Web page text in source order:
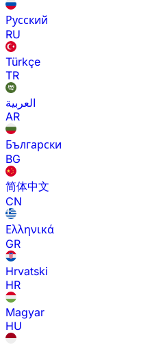
Русский
RU
Türkçe
TR
العربية
AR
Български
BG
简体中文
CN
Ελληνικά
GR
Hrvatski
HR
Magyar
HU